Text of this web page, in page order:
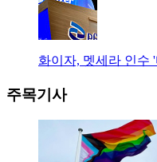
화이자, 멧세라 인수
주목기사